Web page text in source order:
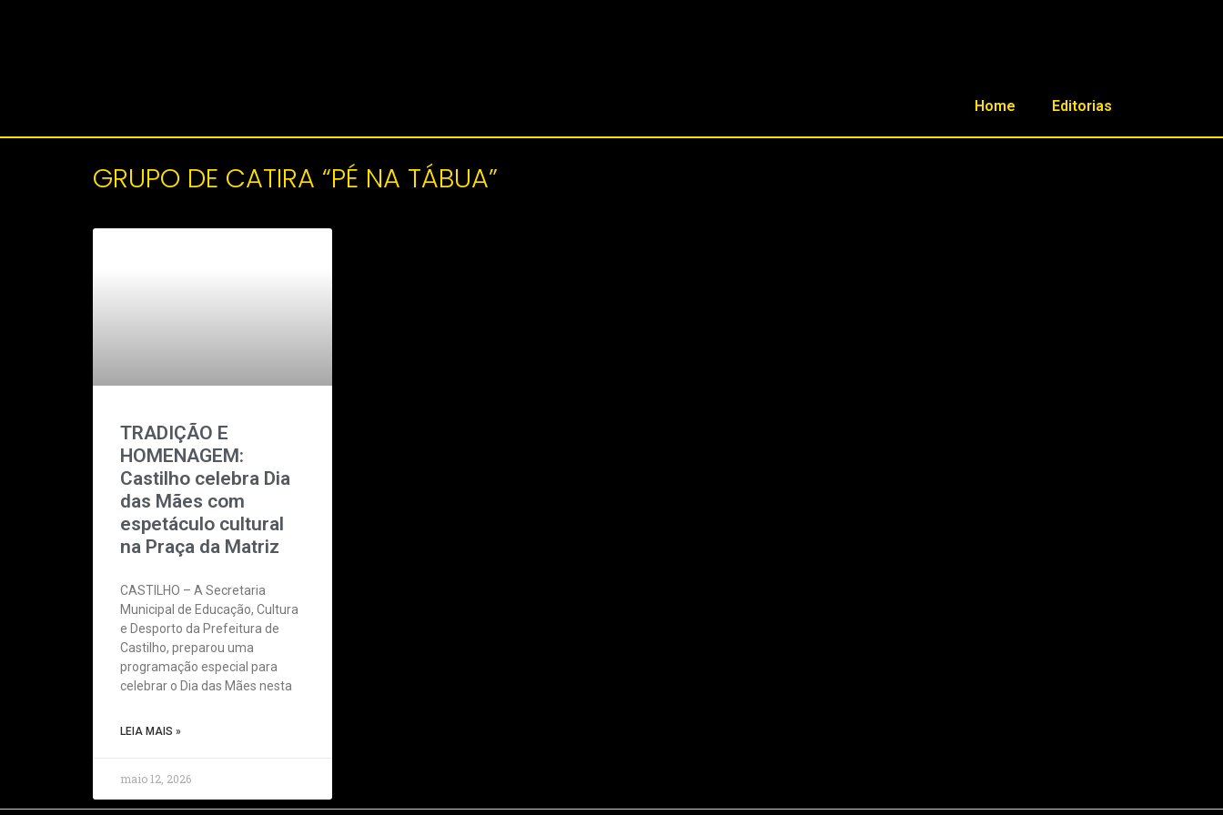
Home Editorias
GRUPO DE CATIRA “PÉ NA TÁBUA”
TRADIÇÃO E
HOMENAGEM:
Castilho celebra Dia
das Mães com
espetáculo cultural
na Praça da Matriz
CASTILHO – A Secretaria
Municipal de Educação, Cultura
e Desporto da Prefeitura de
Castilho, preparou uma
programação especial para
celebrar o Dia das Mães nesta
LEIA MAIS »
maio 12, 2026